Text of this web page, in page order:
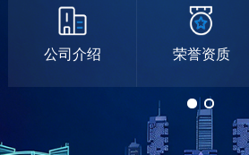
公司介绍 荣誉资质